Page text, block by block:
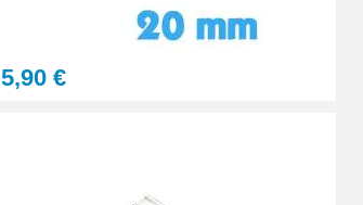
Ajouter au panier
5,90 €